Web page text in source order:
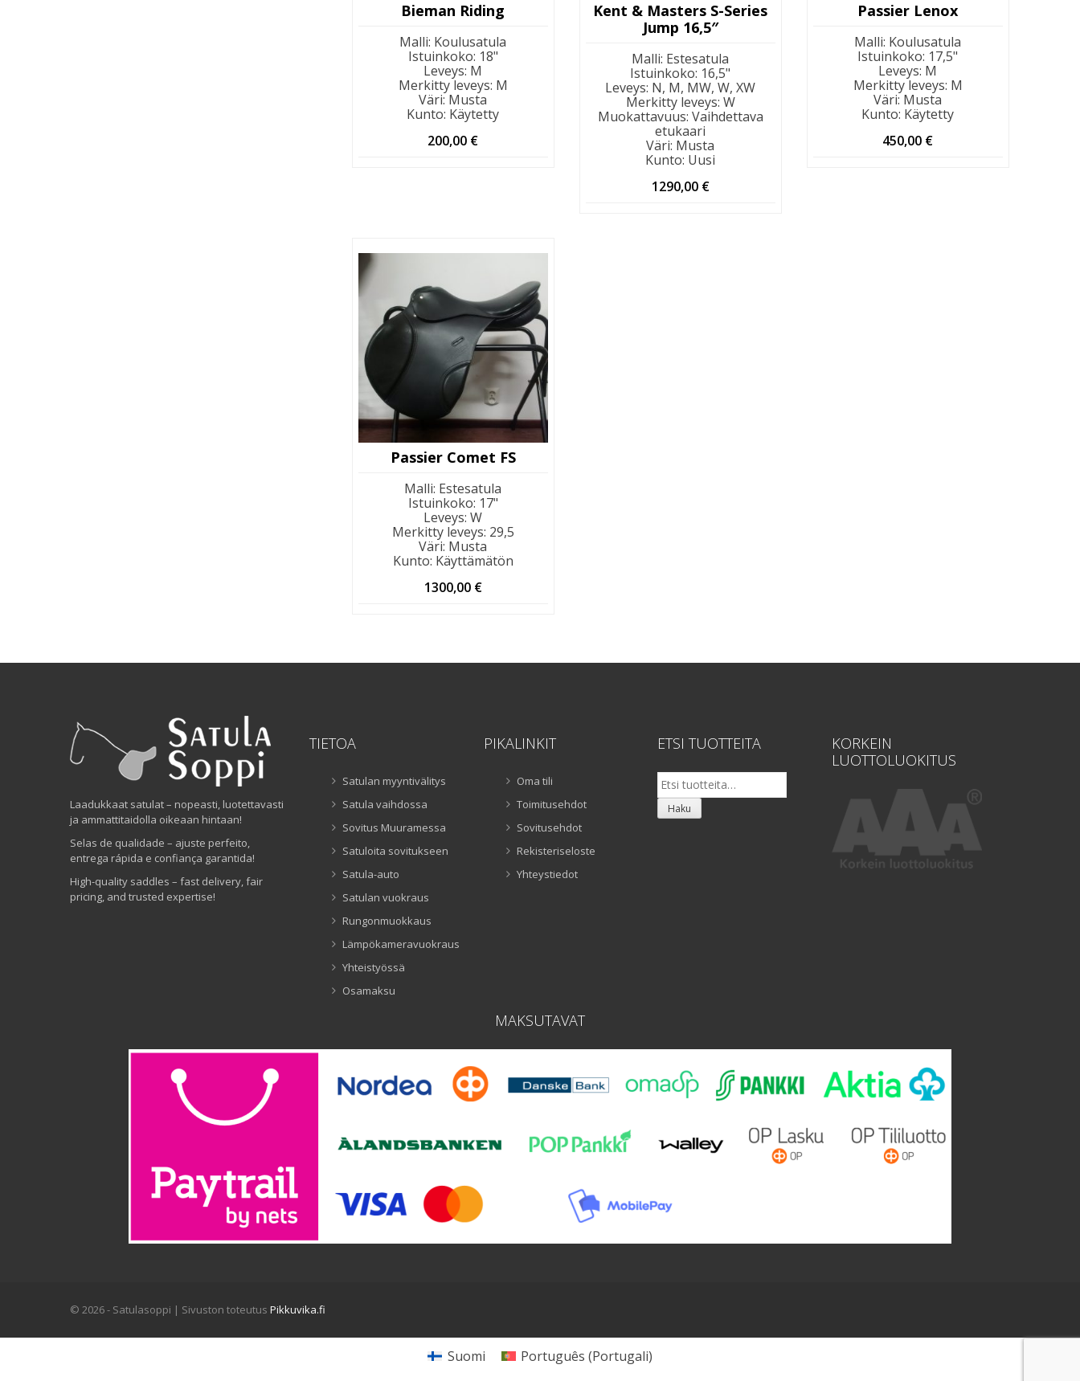
Bieman Riding
Malli: Koulusatula
Istuinkoko: 18"
Leveys: M
Merkitty leveys: M
Väri: Musta
Kunto: Käytetty
200,00 €
Kent & Masters S-Series
Jump 16,5″
Malli: Estesatula
Istuinkoko: 16,5"
Leveys: N, M, MW, W, XW
Merkitty leveys: W
Muokattavuus: Vaihdettava
etukaari
Väri: Musta
Kunto: Uusi
1290,00 €
Passier Lenox
Malli: Koulusatula
Istuinkoko: 17,5"
Leveys: M
Merkitty leveys: M
Väri: Musta
Kunto: Käytetty
450,00 €
Passier Comet FS
Malli: Estesatula
Istuinkoko: 17"
Leveys:W
Merkitty leveys: 29,5
Väri: Musta
Kunto: Käyttämätön
1300,00 €
Laadukkaat satulat – nopeasti, luotettavasti
ja ammattitaidolla oikeaan hintaan!
Selas de qualidade – ajuste perfeito,
entrega rápida e confiança garantida!
High-quality saddles – fast delivery, fair
pricing, and trusted expertise!
TIETOA
Satulan myyntivälitys
Satula vaihdossa
Sovitus Muuramessa
Satuloita sovitukseen
Satula-auto
Satulan vuokraus
Rungonmuokkaus
Lämpökameravuokraus
Yhteistyössä
Osamaksu
PIKALINKIT
Oma tili
Toimitusehdot
Sovitusehdot
Rekisteriseloste
Yhteystiedot
ETSI TUOTTEITA
Etsi:
Haku
KORKEIN
LUOTTOLUOKITUS
MAKSUTAVAT
© 2026 - Satulasoppi | Sivuston toteutus Pikkuvika.fi
Suomi Português (Portugali)